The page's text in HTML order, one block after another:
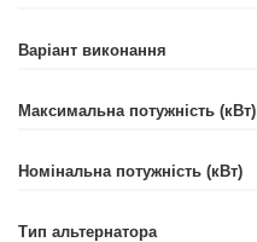
Варіант виконання
Максимальна потужність (кВт)
Номінальна потужність (кВт)
Тип альтернатора